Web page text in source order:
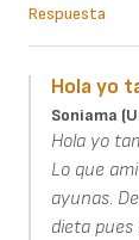
Respuesta
Hola yo
Soniama
Hola yo
Lo que
ayunas.
dieta pues